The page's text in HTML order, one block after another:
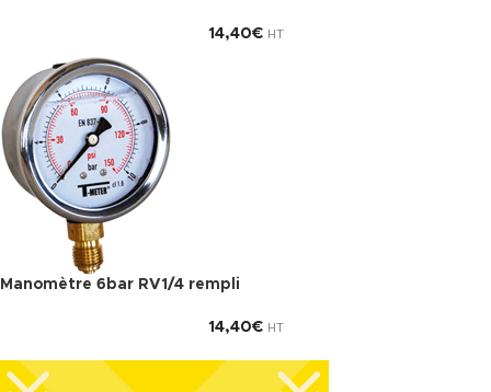
14,40€ HT
Manomètre 6bar RV1/4 rempli
14,40€ HT